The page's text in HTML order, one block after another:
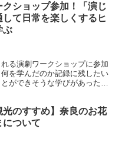
クショップ参加！「演じ
して日常を楽しくするヒ
ぶ
る演劇ワークショップに参加
を学んだのか記録に残したい
ができそうな学びがあったの
光のすすめ】奈良のお花
について